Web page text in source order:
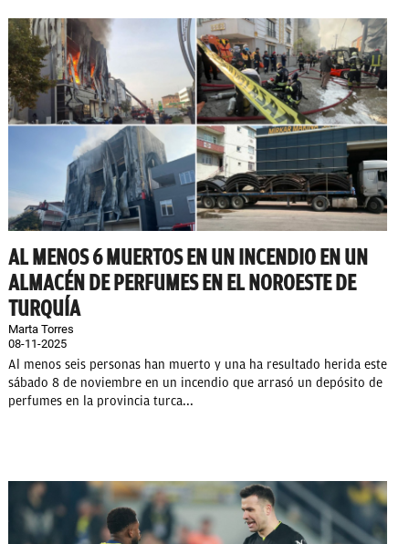
AL MENOS 6 MUERTOS EN UN INCENDIO EN UN
ALMACÉN DE PERFUMES EN EL NOROESTE DE
TURQUÍA
Marta Torres
08-11-2025
Al menos seis personas han muerto y una ha resultado herida este
sábado 8 de noviembre en un incendio que arrasó un depósito de
perfumes en la provincia turca...